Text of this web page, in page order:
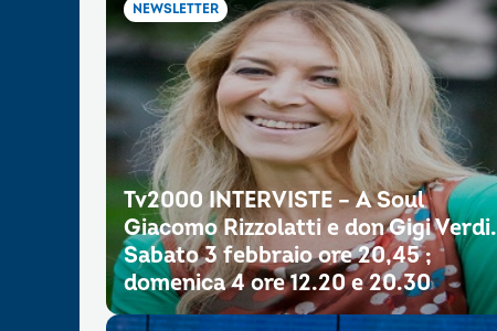
NEWSLETTER
Tv2000 INTERVISTE – A Soul
Giacomo Rizzolatti e don Gigi Verdi.
Sabato 3 febbraio ore 20,45 ;
domenica 4 ore 12.20 e 20.30